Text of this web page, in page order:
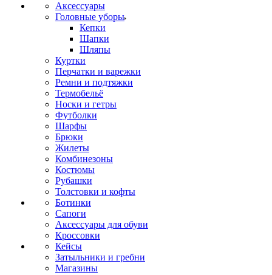
Аксессуары
Головные уборы
Кепки
Шапки
Шляпы
Куртки
Перчатки и варежки
Ремни и подтяжки
Термобельё
Носки и гетры
Футболки
Шарфы
Брюки
Жилеты
Комбинезоны
Костюмы
Рубашки
Толстовки и кофты
Ботинки
Сапоги
Аксессуары для обуви
Кроссовки
Кейсы
Затыльники и гребни
Магазины